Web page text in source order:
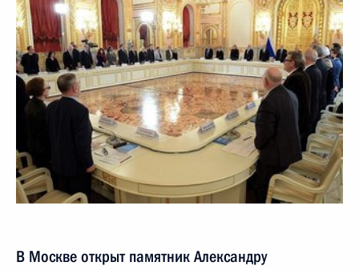
В Москве открыт памятник Александру